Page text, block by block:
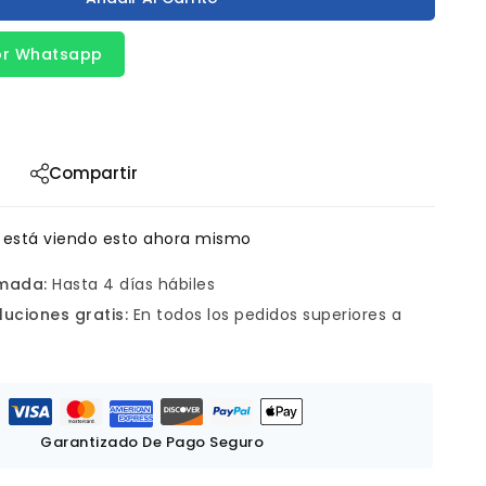
Whatsapp
Compartir
viendo esto ahora mismo
Hasta 4 días hábiles
gratis: En todos los pedidos superiores a
Garantizado De Pago Seguro